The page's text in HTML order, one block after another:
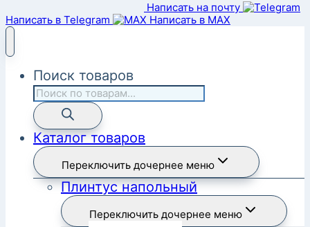
Написать на почту
Написать в Telegram
Написать в MAX
Поиск товаров
Каталог товаров
Переключить дочернее меню
Плинтус напольный
Переключить дочернее меню